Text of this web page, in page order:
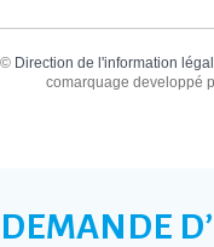
© Direction de l'information
comarquage developpé
DEMANDE